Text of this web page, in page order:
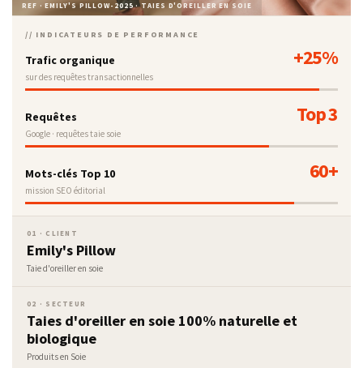
REF · EMILY'S PILLOW-2025 · TAIES D'OREILLER EN SOIE
// INDICATEURS DE PERFORMANCE
Trafic organique +25%
sur des requêtes transactionnelles
Requêtes Top 3
Google · requêtes taie soie
Mots-clés Top 10 60+
mission SEO éditorial
01 · CLIENT
Emily's Pillow
Taie d'oreiller en soie
02 · SECTEUR
Taies d'oreiller en soie 100% naturelle et
biologique
Produits en Soie